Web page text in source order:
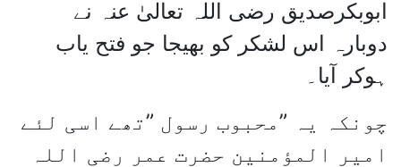
ابوبکرصدیق رضی اللہ تعالیٰ عنہ نے
دوبارہ اس لشکر کو بھیجا جو فتح یاب
ہوکر آیا۔
چونکہ یہ ”محبوب رسول ”تھے اسی لئے
امیر المؤمنین حضرت عمر رضی اللہ